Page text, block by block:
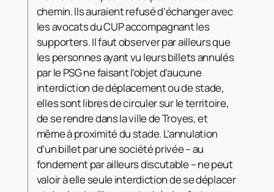
chemin. Ils auraient refusé d’échanger avec
les avocats du CUP accompagnant les
supporters. Il faut observer par ailleurs que
les personnes ayant vu leurs billets annulés
par le PSG ne faisant l’objet d’aucune
interdiction de déplacement ou de stade,
elles sont libres de circuler sur le territoire,
de se rendre dans la ville de Troyes, et
même à proximité du stade. L’annulation
d’un billet par une société privée – au
fondement par ailleurs discutable – ne peut
valoir à elle seule interdiction de se déplacer